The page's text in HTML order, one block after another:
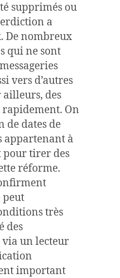
supprimés ou
a
De nombreux
qui ne sont
vers d’autres
ailleurs, des
On
de dates de
appartenant à
pour tirer des
réforme.
peut
très
des
via un lecteur
important